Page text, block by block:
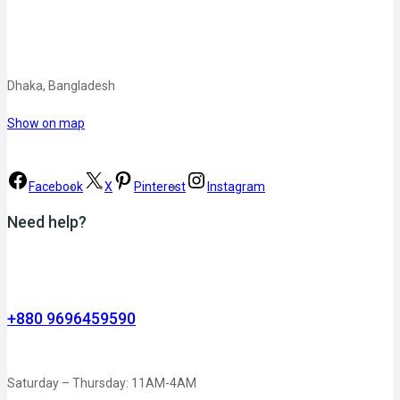
Dhaka, Bangladesh
Show on map
Facebook X Pinterest Instagram
Need help?
+880 9696459590
Saturday – Thursday: 11AM-4AM